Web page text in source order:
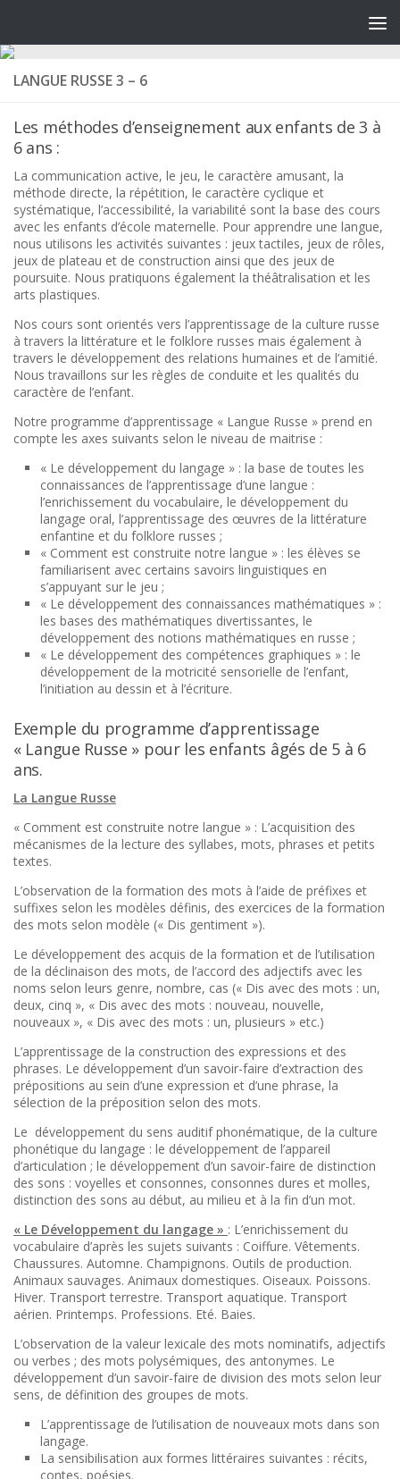
LANGUE RUSSE 3 – 6
Les méthodes d’enseignement aux enfants de 3 à
6 ans :
La communication active, le jeu, le caractère amusant, la
méthode directe, la répétition, le caractère cyclique et
systématique, l’accessibilité, la variabilité sont la base des cours
avec les enfants d’école maternelle. Pour apprendre une langue,
nous utilisons les activités suivantes : jeux tactiles, jeux de rôles,
jeux de plateau et de construction ainsi que des jeux de
poursuite. Nous pratiquons également la théâtralisation et les
arts plastiques.
Nos cours sont orientés vers l’apprentissage de la culture russe
à travers la littérature et le folklore russes mais également à
travers le développement des relations humaines et de l’amitié.
Nous travaillons sur les règles de conduite et les qualités du
caractère de l’enfant.
Notre programme d’apprentissage « Langue Russe » prend en
compte les axes suivants selon le niveau de maitrise :
« Le développement du langage » : la base de toutes les
connaissances de l’apprentissage d’une langue :
l’enrichissement du vocabulaire, le développement du
langage oral, l’apprentissage des œuvres de la littérature
enfantine et du folklore russes ;
« Comment est construite notre langue » : les élèves se
familiarisent avec certains savoirs linguistiques en
s’appuyant sur le jeu ;
« Le développement des connaissances mathématiques » :
les bases des mathématiques divertissantes, le
développement des notions mathématiques en russe ;
« Le développement des compétences graphiques » : le
développement de la motricité sensorielle de l’enfant,
l’initiation au dessin et à l’écriture.
Exemple du programme d’apprentissage
« Langue Russe » pour les enfants âgés de 5 à 6
ans.
La Langue Russe
« Comment est construite notre langue » : L’acquisition des
mécanismes de la lecture des syllabes, mots, phrases et petits
textes.
L’observation de la formation des mots à l’aide de préfixes et
suffixes selon les modèles définis, des exercices de la formation
des mots selon modèle (« Dis gentiment »).
Le développement des acquis de la formation et de l’utilisation
de la déclinaison des mots, de l’accord des adjectifs avec les
noms selon leurs genre, nombre, cas (« Dis avec des mots : un,
deux, cinq », « Dis avec des mots : nouveau, nouvelle,
nouveaux », « Dis avec des mots : un, plusieurs » etc.)
L’apprentissage de la construction des expressions et des
phrases. Le développement d’un savoir-faire d’extraction des
prépositions au sein d’une expression et d’une phrase, la
sélection de la préposition selon des mots.
Le développement du sens auditif phonématique, de la culture
phonétique du langage : le développement de l’appareil
d’articulation ; le développement d’un savoir-faire de distinction
des sons : voyelles et consonnes, consonnes dures et molles,
distinction des sons au début, au milieu et à la fin d’un mot.
« Le Développement du langage » : L’enrichissement du
vocabulaire d’après les sujets suivants : Coiffure. Vêtements.
Chaussures. Automne. Champignons. Outils de production.
Animaux sauvages. Animaux domestiques. Oiseaux. Poissons.
Hiver. Transport terrestre. Transport aquatique. Transport
aérien. Printemps. Professions. Eté. Baies.
L’observation de la valeur lexicale des mots nominatifs, adjectifs
ou verbes ; des mots polysémiques, des antonymes. Le
développement d’un savoir-faire de division des mots selon leur
sens, de définition des groupes de mots.
L’apprentissage de l’utilisation de nouveaux mots dans son
langage.
La sensibilisation aux formes littéraires suivantes : récits,
contes, poésies.